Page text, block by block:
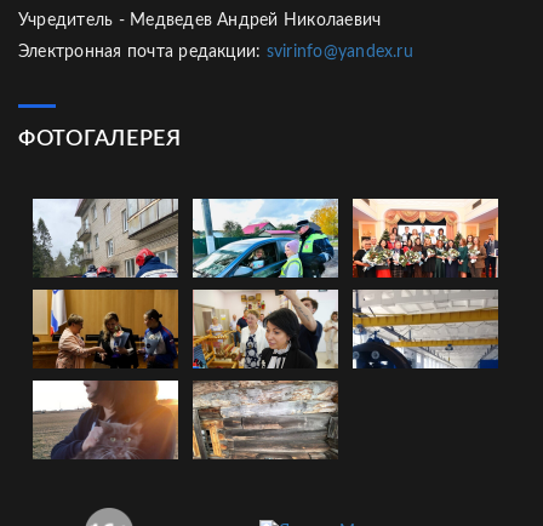
Учредитель - Медведев Андрей Николаевич
Электронная почта редакции: svirinfo@yandex.ru
ФОТОГАЛЕРЕЯ